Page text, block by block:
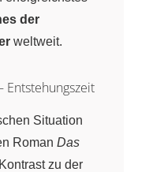
der
weltweit.
Entstehungszeit
Situation
Roman Das
zu der